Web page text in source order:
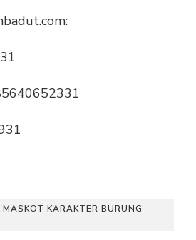
KARAKTER BURUNG